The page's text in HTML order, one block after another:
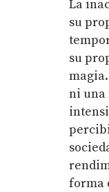
La
su
su
ni una
forma